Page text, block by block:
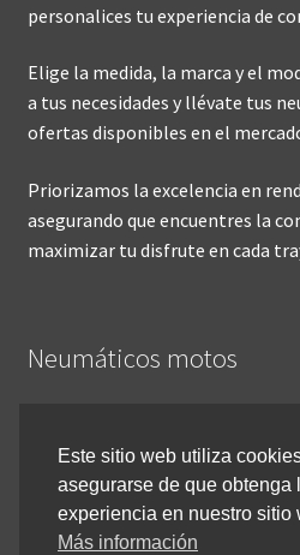
personalices tu experiencia de
Elige la medida, la marca y el
a tus necesidades y llévate tus
ofertas disponibles en el
Priorizamos la excelencia en
asegurando que encuentres la
maximizar tu disfrute en cada
Neumáticos motos
Inicio
Cómo comprar online
Devoluciones y reembolsos
Este sitio web utiliza
asegurarse de que obtenga
experiencia en nuestro sitio
Más información